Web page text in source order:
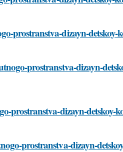
prostranstva-dizayn-detskoy-
prostranstva-dizayn-
prostranstva-dizayn-detskoy-
prostranstva-dizayn-